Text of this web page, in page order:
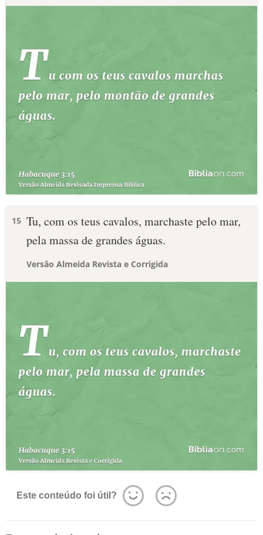
15 Tu, com os teus cavalos, marchaste pelo mar,
pela massa de grandes águas.
Versão Almeida Revista e Corrigida
Este conteúdo foi útil?